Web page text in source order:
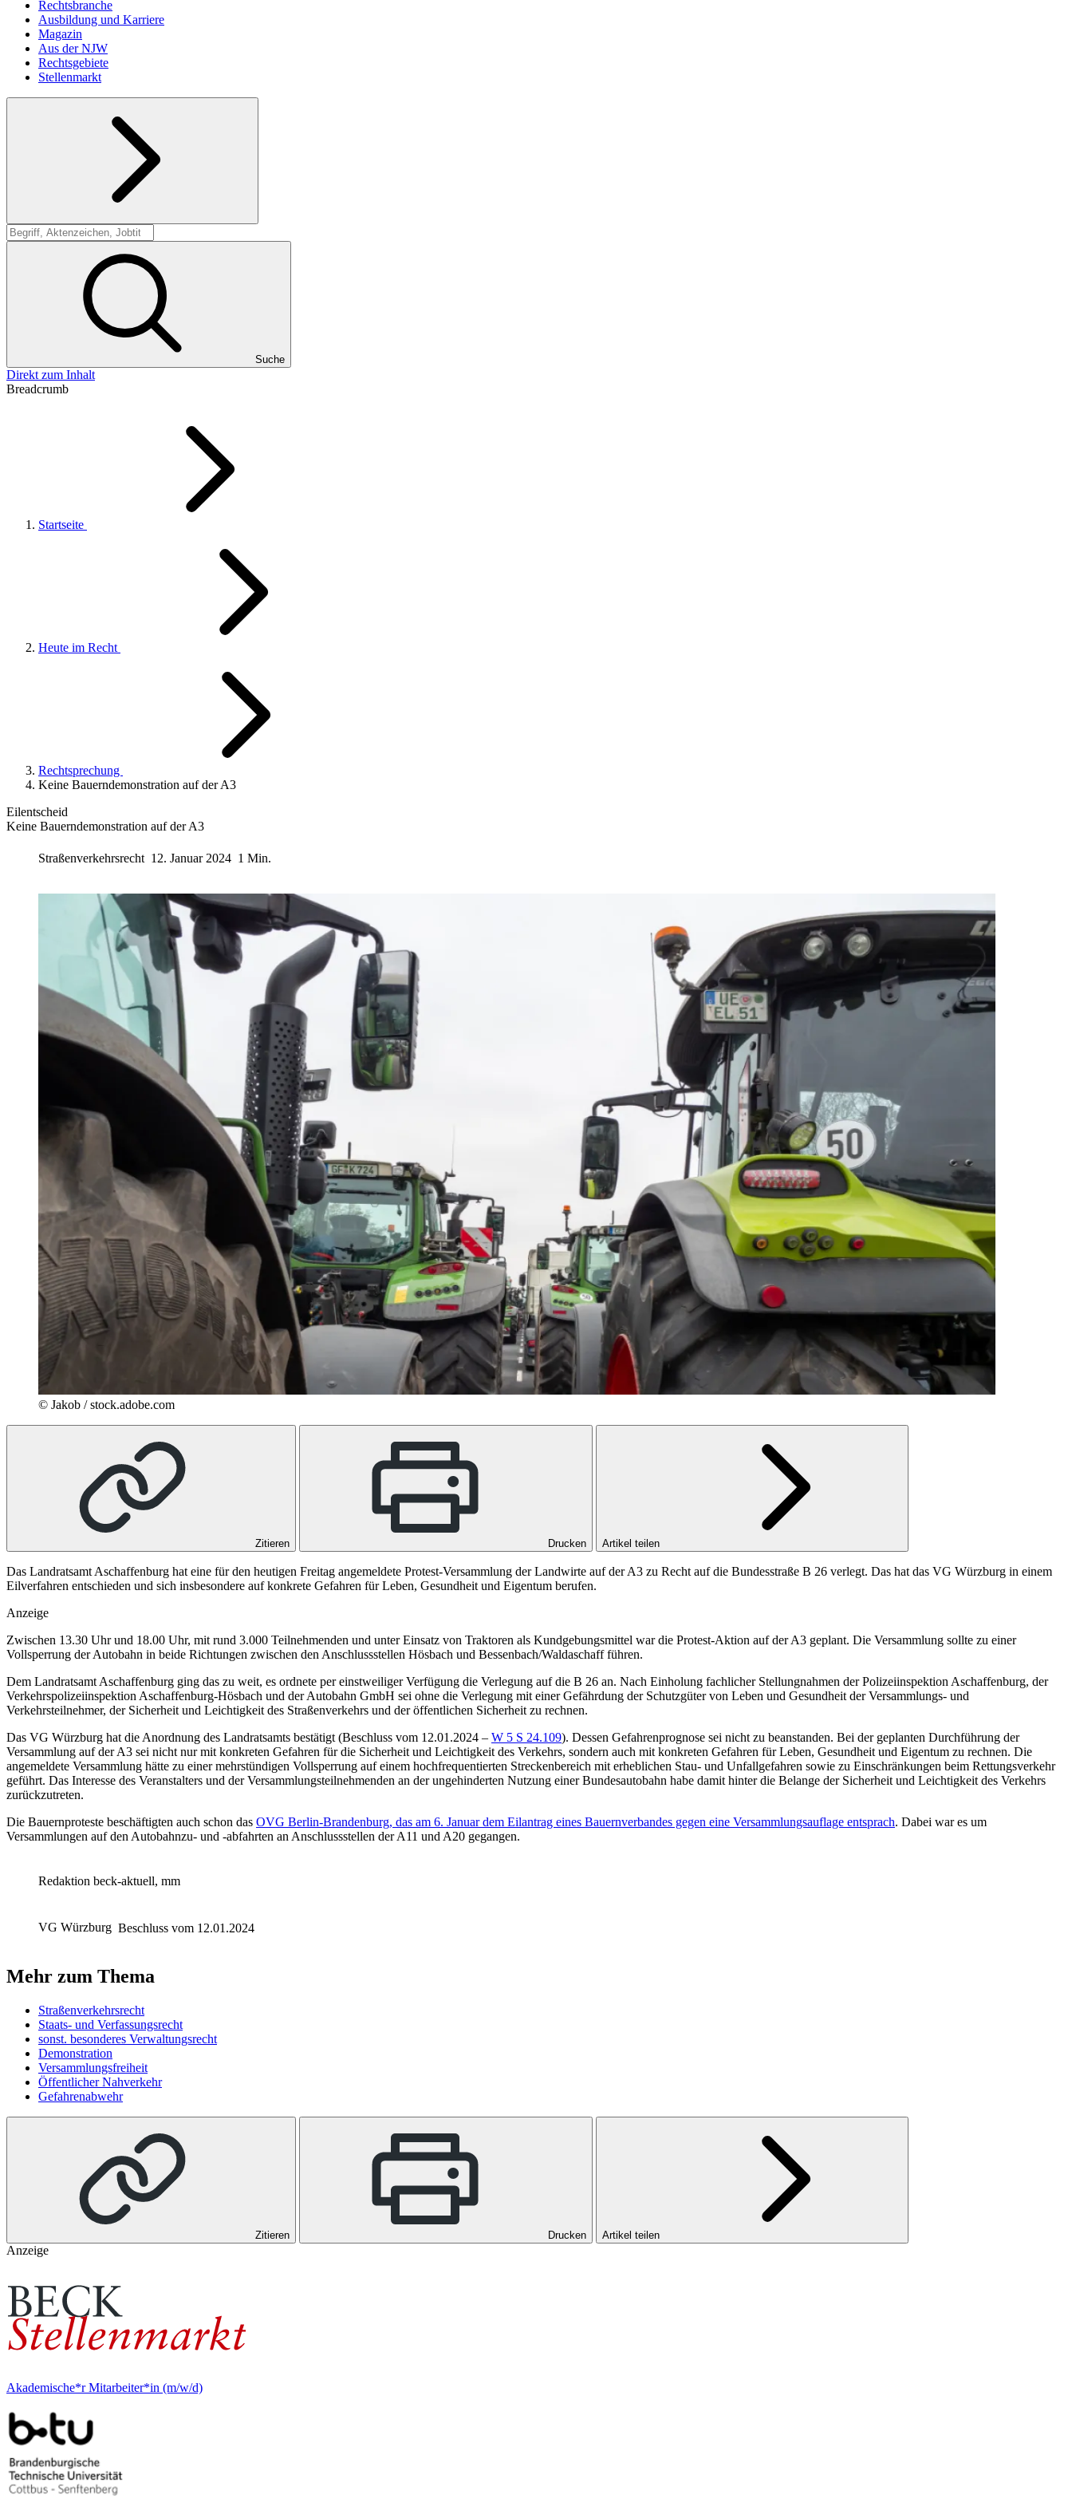
Rechtsbranche
Ausbildung und Karriere
Magazin
Aus der NJW
Rechtsgebiete
Stellenmarkt
Suche
Suche
Direkt zum Inhalt
Breadcrumb
Startseite
Heute im Recht
Rechtsprechung
Keine Bauerndemonstration auf der A3
Eilentscheid
Keine Bauerndemonstration auf der A3
Straßenverkehrsrecht 12. Januar 2024 1 Min.
© Jakob / stock.adobe.com
Zitieren Drucken Artikel teilen
Das Landratsamt Aschaffenburg hat eine für den heutigen Freitag angemeldete Protest-Versammlung der Landwirte auf der A3 zu Recht auf die Bundesstraße B 26 verlegt. Das hat das VG Würzburg in einem
Eilverfahren entschieden und sich insbesondere auf konkrete Gefahren für Leben, Gesundheit und Eigentum berufen.
Anzeige
Zwischen 13.30 Uhr und 18.00 Uhr, mit rund 3.000 Teilnehmenden und unter Einsatz von Traktoren als Kundgebungsmittel war die Protest-Aktion auf der A3 geplant. Die Versammlung sollte zu einer
Vollsperrung der Autobahn in beide Richtungen zwischen den Anschlussstellen Hösbach und Bessenbach/Waldaschaff führen.
Dem Landratsamt Aschaffenburg ging das zu weit, es ordnete per einstweiliger Verfügung die Verlegung auf die B 26 an. Nach Einholung fachlicher Stellungnahmen der Polizeiinspektion Aschaffenburg, der
Verkehrspolizeiinspektion Aschaffenburg-Hösbach und der Autobahn GmbH sei ohne die Verlegung mit einer Gefährdung der Schutzgüter von Leben und Gesundheit der Versammlungs- und
Verkehrsteilnehmer, der Sicherheit und Leichtigkeit des Straßenverkehrs und der öffentlichen Sicherheit zu rechnen.
Das VG Würzburg hat die Anordnung des Landratsamts bestätigt (Beschluss vom 12.01.2024 – W 5 S 24.109). Dessen Gefahrenprognose sei nicht zu beanstanden. Bei der geplanten Durchführung der
Versammlung auf der A3 sei nicht nur mit konkreten Gefahren für die Sicherheit und Leichtigkeit des Verkehrs, sondern auch mit konkreten Gefahren für Leben, Gesundheit und Eigentum zu rechnen. Die
angemeldete Versammlung hätte zu einer mehrstündigen Vollsperrung auf einem hochfrequentierten Streckenbereich mit erheblichen Stau- und Unfallgefahren sowie zu Einschränkungen beim Rettungsverkehr
geführt. Das Interesse des Veranstalters und der Versammlungsteilnehmenden an der ungehinderten Nutzung einer Bundesautobahn habe damit hinter die Belange der Sicherheit und Leichtigkeit des Verkehrs
zurückzutreten.
Die Bauernproteste beschäftigten auch schon das OVG Berlin-Brandenburg, das am 6. Januar dem Eilantrag eines Bauernverbandes gegen eine Versammlungsauflage entsprach. Dabei war es um
Versammlungen auf den Autobahnzu- und -abfahrten an Anschlussstellen der A11 und A20 gegangen.
Redaktion beck-aktuell, mm
VG Würzburg Beschluss vom 12.01.2024
Mehr zum Thema
Straßenverkehrsrecht
Staats- und Verfassungsrecht
sonst. besonderes Verwaltungsrecht
Demonstration
Versammlungsfreiheit
Öffentlicher Nahverkehr
Gefahrenabwehr
Zitieren Drucken Artikel teilen
Anzeige
Akademische*r Mitarbeiter*in (m/w/d)